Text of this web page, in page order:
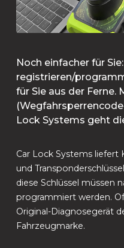
Noch einfacher für
registrieren/
für Sie aus der Ferne.
Lock Systems geht
Car Lock Systems liefert
und
diese Schlüssel müssen
programmiert werden.
Original-Diagnosegerät
Fahrzeugmarke.